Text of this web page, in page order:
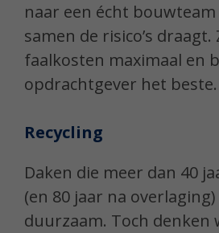
naar een écht
samen de risico’s
faalkosten maximaal en
opdrachtgever het beste.
Recycling
Daken die meer dan 40
(en 80 jaar na
duurzaam. Toch denken